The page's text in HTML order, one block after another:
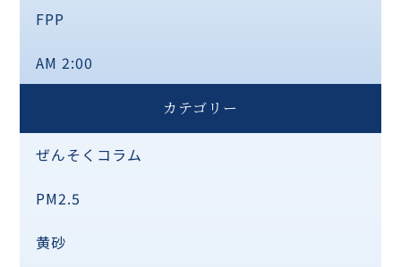
FPP
AM 2:00
カテゴリー
ぜんそくコラム
PM2.5
黄砂